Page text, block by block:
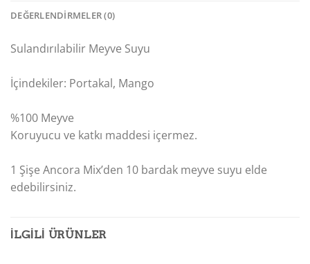
DEĞERLENDIRMELER (0)
Sulandırılabilir Meyve Suyu
İçindekiler: Portakal, Mango
%100 Meyve
Koruyucu ve katkı maddesi içermez.
1 Şişe Ancora Mix’den 10 bardak meyve suyu elde
edebilirsiniz.
İLGILI ÜRÜNLER